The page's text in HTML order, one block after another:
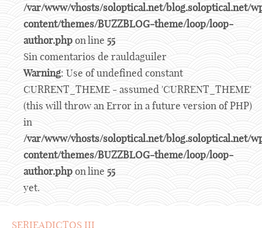
/var/www/vhosts/soloptical.net/blog.soloptical.net/
content/themes/BUZZBLOG-theme/loop/loop-
author.phpon line 55
Sin comentarios de rauldaguiler
Warning: Use of undefined constant
CURRENT_THEME - assumed 'CURRENT_THEME'
(this will throw an Error in a future version of PHP)
in
/var/www/vhosts/soloptical.net/blog.soloptical.net/
content/themes/BUZZBLOG-theme/loop/loop-
author.phpon line 55
yet.
SERIEADICTOS III